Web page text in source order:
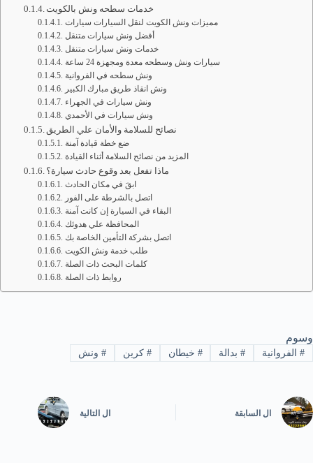
خدمات سطحه ونش بالكويت
مميزات ونش الكويت لنقل السيارات سيارات
أفضل ونش سيارات متنقل
خدمات ونش سيارات متنقل
سيارات ونش وسطحه معدة ومجهزة 24 ساعة
ونش سطحه في الفروانية
ونش انقاذ طريق مبارك الكبير
ونش سيارات في الجهراء
ونش سيارات في الأحمدي
نصائح للسلامة والأمان علي الطريق
ضع خطة قيادة آمنة
المزيد من نصائح السلامة أثناء القيادة
ماذا تفعل بعد وقوع حادث سيارة؟
ابقَ في مكان الحادث
اتصل بالشرطة على الفور
البقاء في السيارة إن كانت آمنة
المحافظة علي هدوئك
اتصل بشركة التأمين الخاصة بك
طلب خدمة ونش الكويت
كلمات البحث ذات الصلة
روابط ذات الصلة
وسوم
#الفروانية #بدالة # خيطان # كرين # ونش
ال السابقة ال التالية